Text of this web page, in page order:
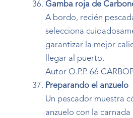
Gamba roja de
A bordo, recién
selecciona
garantizar la mejor
llegar al puerto.
Autor O.P.P. 66
Preparando el anzuelo
Un pescador muestra
anzuelo con la